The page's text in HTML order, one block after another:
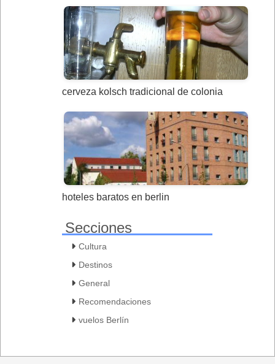
cerveza kolsch tradicional de colonia
hoteles baratos en berlin
Secciones
Cultura
Destinos
General
Recomendaciones
vuelos Berlín